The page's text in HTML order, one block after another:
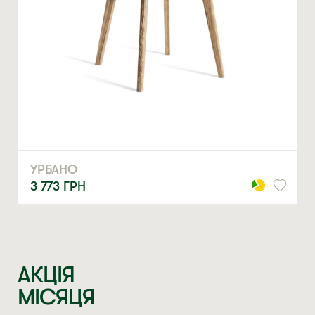
МЕРІ
18 979ГРН
АКЦІЯ
МІСЯЦЯ